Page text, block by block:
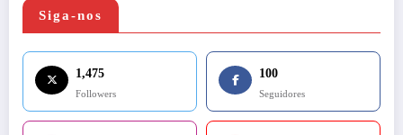
Siga-nos
1,475
Followers
100
Seguidores